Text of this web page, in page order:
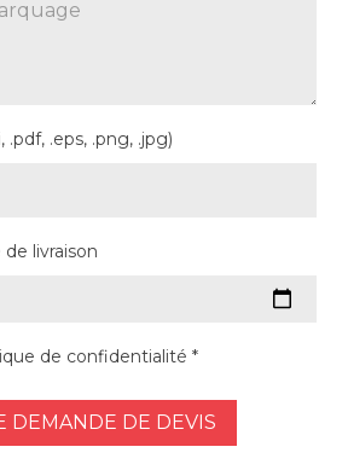
.pdf, .eps, .png, .jpg)
livraison
de confidentialité *
DEMANDE DE DEVIS